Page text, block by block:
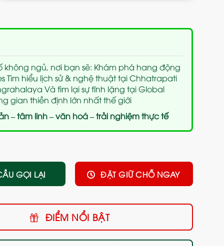
không ngủ, nơi bạn sẽ: Khám phá hang động
Tìm hiểu lịch sử & nghệ thuật tại Chhatrapati
Và tìm lại sự tĩnh lặng tại Global
gian thiền định lớn nhất thế giới
– tâm linh – văn hoá – trải nghiệm thực tế
GỌI LẠI ĐẶT GIỮ CHỖ NGAY
ĐIỂM NỔI BẬT